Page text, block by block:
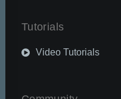
Tutorials
Video Tutorials